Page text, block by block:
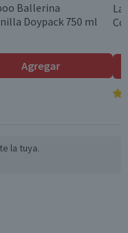
Ballerina
Doypack 750 ml
Agregar
la tuya.